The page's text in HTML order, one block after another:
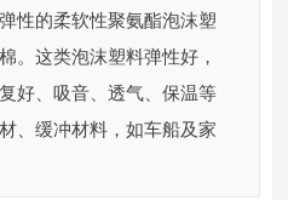
性的柔软性聚氨酯泡沫塑
。这类泡沫塑料弹性好，
好、吸音、透气、保温等
、缓冲材料，如车船及家